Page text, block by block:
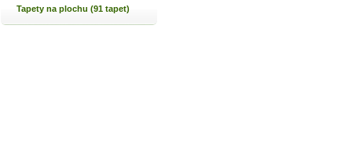
Tapety na plochu (91 tapet)